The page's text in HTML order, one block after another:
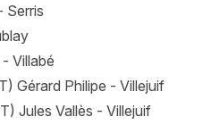
Serris
Villabé
Gérard Philipe - Villejuif
Jules Vallès - Villejuif